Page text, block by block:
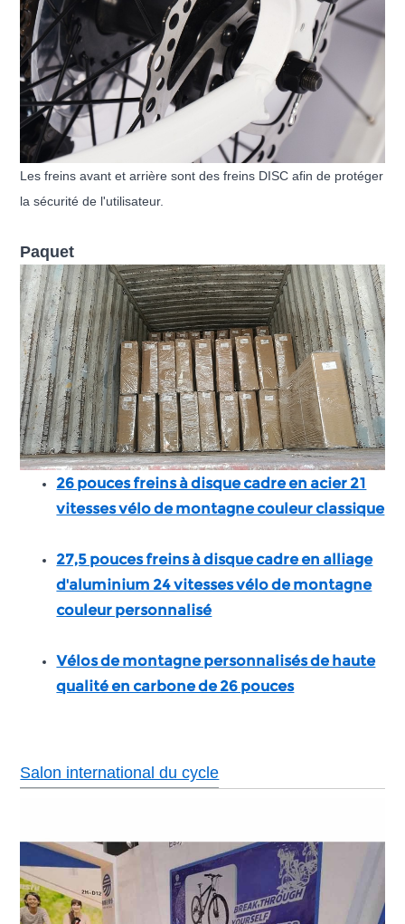
Les freins avant et arrière sont des freins DISC afin de protéger
la sécurité de l'utilisateur.
Paquet
26 pouces freins à disque cadre en acier 21
vitesses vélo de montagne couleur classique
27,5 pouces freins à disque cadre en alliage
d'aluminium 24 vitesses vélo de montagne
couleur personnalisé
Vélos de montagne personnalisés de haute
qualité en carbone de 26 pouces
Salon international du cycle